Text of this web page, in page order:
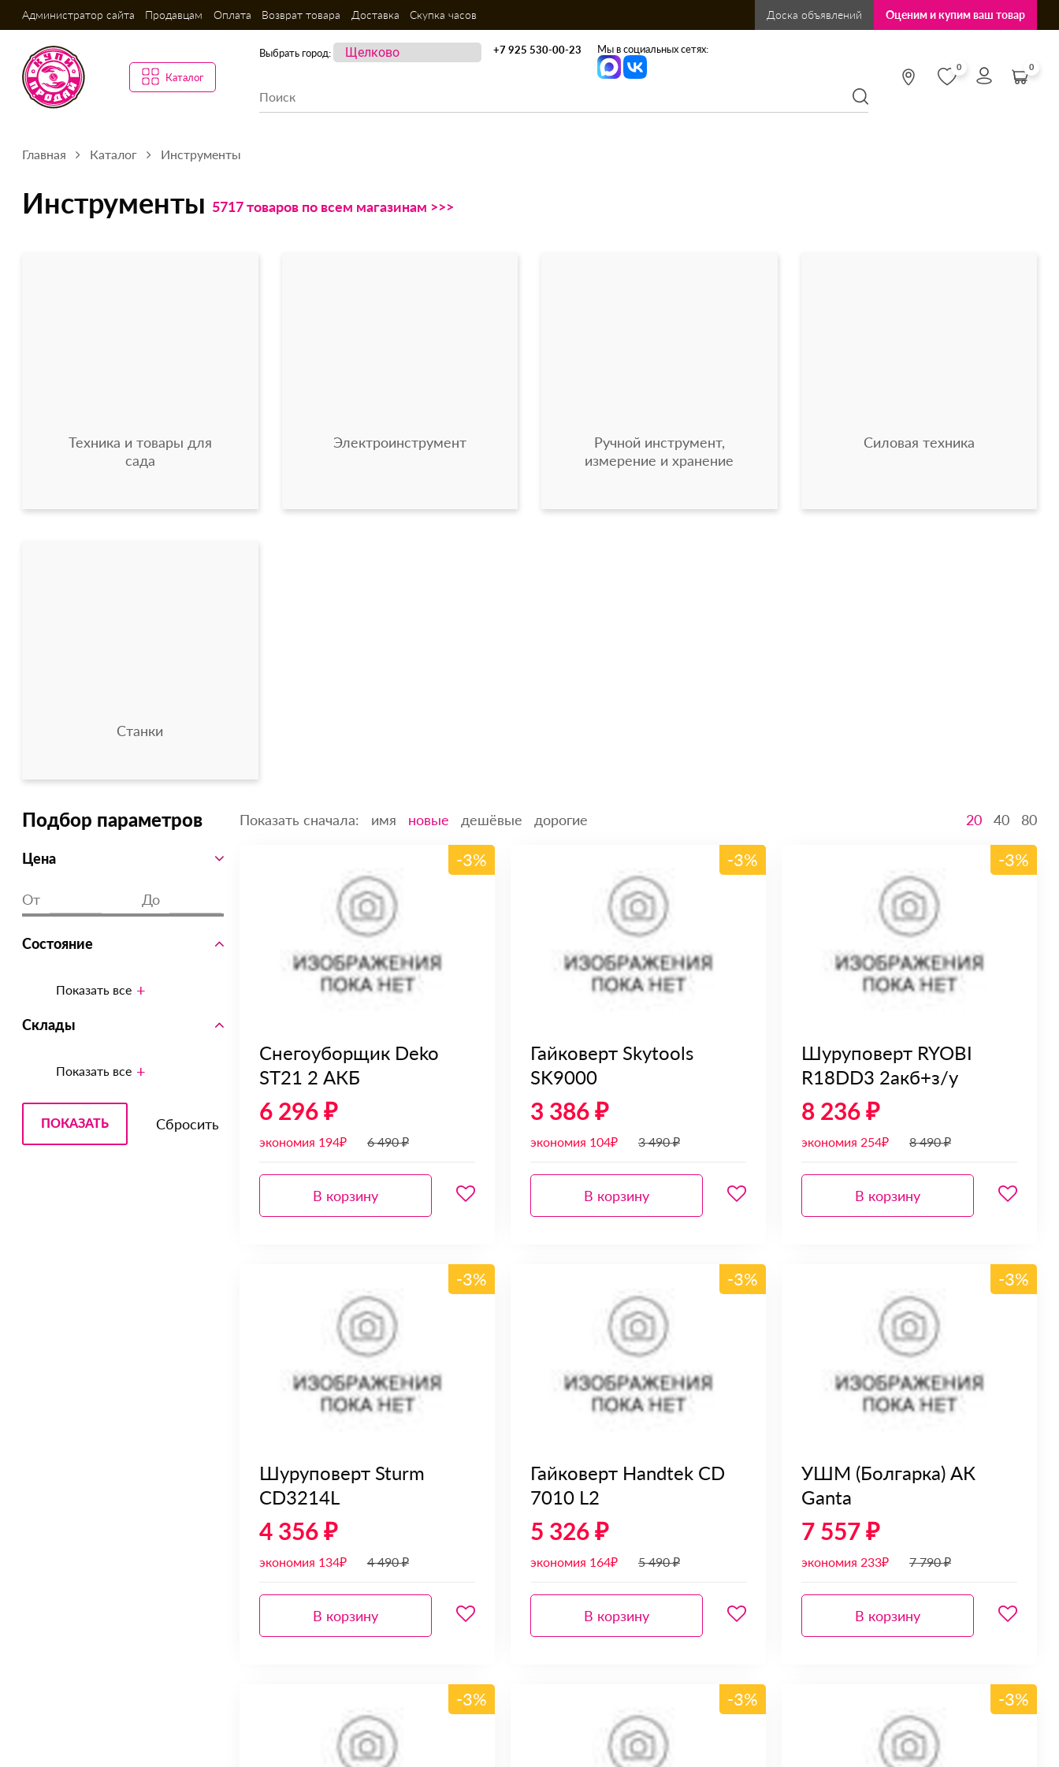
Администратор сайта Продавцам Оплата Возврат товара Доставка Скупка часов Доска объявлений Оценим и купим ваш товар
Каталог
Выбрать город: +7 925 530-00-23 Мы в социальных сетях:
0 0
Главная Каталог Инструменты
Инструменты 5717 товаров по всем магазинам >>>
Техника и товары для
сада
Электроинструмент
Ручной инструмент,
измерение и хранение
Силовая техника
Станки
Подбор параметров
Цена
От До
Состояние
Показать все
Склады
Показать все
Показать сначала: имя новые дешёвые дорогие 20 40 80
-3%
Снегоуборщик Deko
ST21 2 АКБ
6 296 ₽
экономия 194₽ 6 490 ₽
В корзину
-3%
Гайковерт Skytools
SK9000
3 386 ₽
экономия 104₽ 3 490 ₽
В корзину
-3%
Шуруповерт RYOBI
R18DD3 2акб+з/у
8 236 ₽
экономия 254₽ 8 490 ₽
В корзину
-3%
Шуруповерт Sturm
CD3214L
4 356 ₽
экономия 134₽ 4 490 ₽
В корзину
-3%
Гайковерт Handtek CD
7010 L2
5 326 ₽
экономия 164₽ 5 490 ₽
В корзину
-3%
УШМ (Болгарка) АК
Ganta
7 557 ₽
экономия 233₽ 7 790 ₽
В корзину
-3% -3% -3%